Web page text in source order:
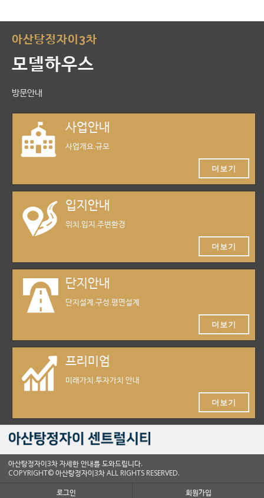
아산탕정자이3차
모델하우스
방문안내
사업안내
사업개요,규모
더보기
입지안내
위치,입지,주변환경
더보기
단지안내
단지설계,구성,평면설계
더보기
프리미엄
미래가치,투자가치 안내
더보기
아산탕정자이3차 자세한 안내를 도와드립니다.
COPYRIGHT© 아산탕정자이3차 ALL RIGHTS RESERVED.
로그인
회원가입